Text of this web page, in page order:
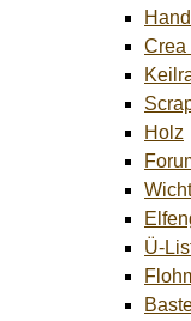
Crea
Holz
Ü-